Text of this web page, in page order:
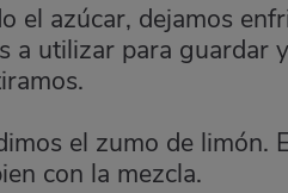
el azúcar, dejamos
a utilizar para guardar
el zumo de limón.
con la mezcla.